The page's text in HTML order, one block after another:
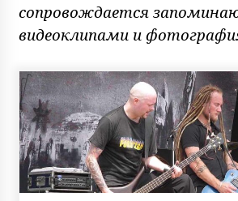
сопровождается
видеоклипами и